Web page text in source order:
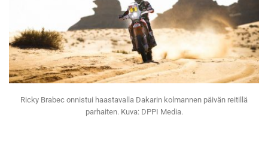
Ricky Brabec onnistui haastavalla Dakarin kolmannen päivän reitillä
parhaiten. Kuva: DPPI Media.